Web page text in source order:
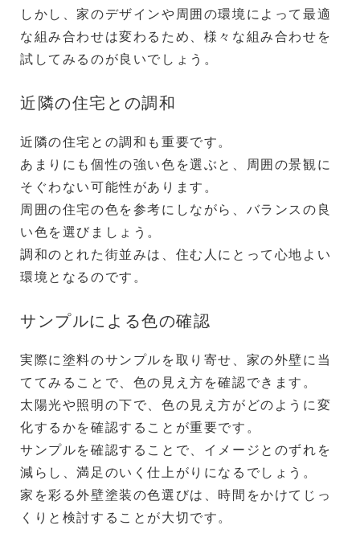
しかし、家のデザインや周囲の環境によって最適
な組み合わせは変わるため、様々な組み合わせを
試してみるのが良いでしょう。
近隣の住宅との調和
近隣の住宅との調和も重要です。
あまりにも個性の強い色を選ぶと、周囲の景観に
そぐわない可能性があります。
周囲の住宅の色を参考にしながら、バランスの良
い色を選びましょう。
調和のとれた街並みは、住む人にとって心地よい
環境となるのです。
サンプルによる色の確認
実際に塗料のサンプルを取り寄せ、家の外壁に当
ててみることで、色の見え方を確認できます。
太陽光や照明の下で、色の見え方がどのように変
化するかを確認することが重要です。
サンプルを確認することで、イメージとのずれを
減らし、満足のいく仕上がりになるでしょう。
家を彩る外壁塗装の色選びは、時間をかけてじっ
くりと検討することが大切です。